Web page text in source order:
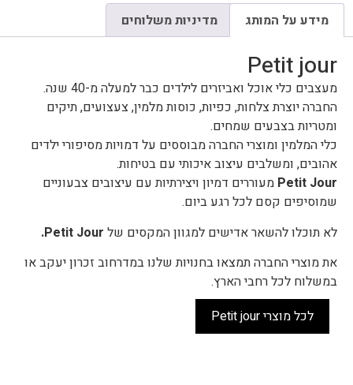
מידע על המותג מדיניות משלוחים
Petit jour
מעצבים כלי אוכל ואביזרים לילדים כבר למעלה מ-40 שנה.
החברה יוצרת צלחות, כפיות, כוסות מלמין, צעצועים, תיקים
ומטריות בצבעים שמחים.
כלי המלמין ומוצרי החברה מבוססים על דמויות מסיפורי ילדים
אהובים, ומשלבים עיצוב איכותי עם בטיחות.
Petit Jour מעוררים דמיון ויצירתיות עם עיצובים צבעוניים
שמוסיפים קסם לכל רגע ביום.
לא תוכלו להשאר אדישים למגוון המקסים של Petit Jour.
את מוצרי החברה תמצאו בחנויות שלנו במדרחוב זכרון יעקב או
במשלוח לכל רחבי הארץ.
לכל מוצרי Petit jour